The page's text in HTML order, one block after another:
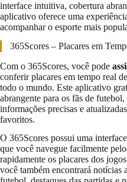
interface intuitiva, cobertura
aplicativo oferece uma
acompanhar o esporte mais
365Scores – Placares em
Com o 365Scores, você pode
conferir placares em tempo real
todo o mundo. Este aplicativo
abrangente para os fãs de
informações precisas e
favoritos.
O 365Scores possui uma
que você navegue facilmente
rapidamente os placares dos
você também encontrará notícias